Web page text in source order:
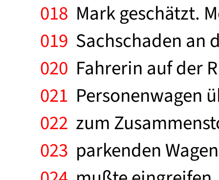
018 Mark geschätzt.
019 Sachschaden an
020 Fahrerin auf der
021 Personenwagen
022 zum
023 parkenden